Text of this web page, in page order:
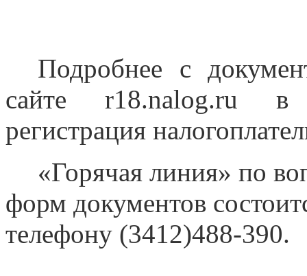
Подробнее с
сайте r18.nalog.ru
в
регистрация
«Горячая линия» по
форм документов
телефону (3412)488-390.